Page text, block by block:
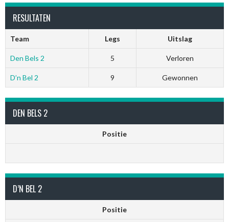
RESULTATEN
Team Legs Uitslag
Den Bels 2 5 Verloren
D’n Bel 2 9 Gewonnen
DEN BELS 2
Positie
D’N BEL 2
Positie